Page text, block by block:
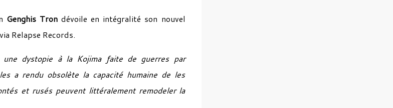
Genghis Tron dévoile en intégralité son nouvel
Relapse Records.
une dystopie à la Kojima faite de guerres par
a rendu obsolète la capacité humaine de les
et rusés peuvent littéralement remodeler la